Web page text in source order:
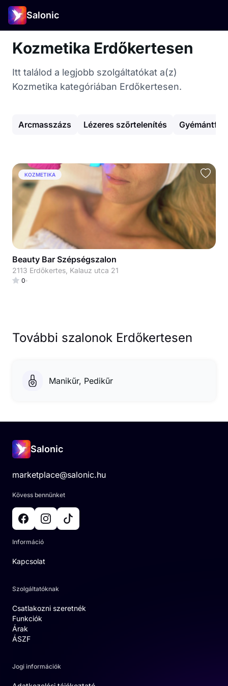
Salonic
Kozmetika Erdőkertesen
Itt találod a legjobb szolgáltatókat a(z)
Kozmetika kategóriában Erdőkertesen.
Arcmasszázs Lézeres szőrtelenítés
KOZMETIKA
Beauty Bar Szépségszalon
2113 Erdőkertes, Kalauz utca 21
0
További szalonok Erdőkertesen
Manikűr, Pedikűr
Salonic
marketplace@salonic.hu
Kövess bennünket
Információ
Kapcsolat
Szolgáltatóknak
Csatlakozni szeretnék
Funkciók
Árak
ÁSZF
Jogi információk